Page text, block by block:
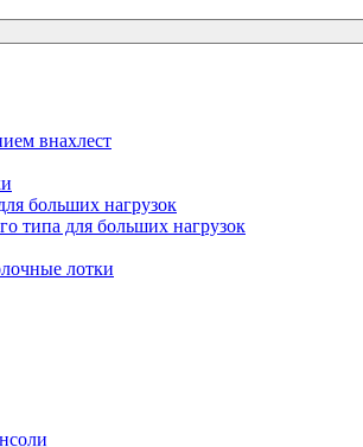
внахлест
больших нагрузок
типа для больших нагрузок
лотки